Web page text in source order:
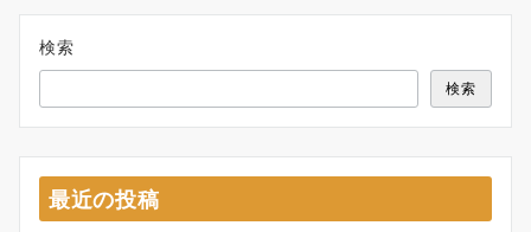
検索
検索
最近の投稿